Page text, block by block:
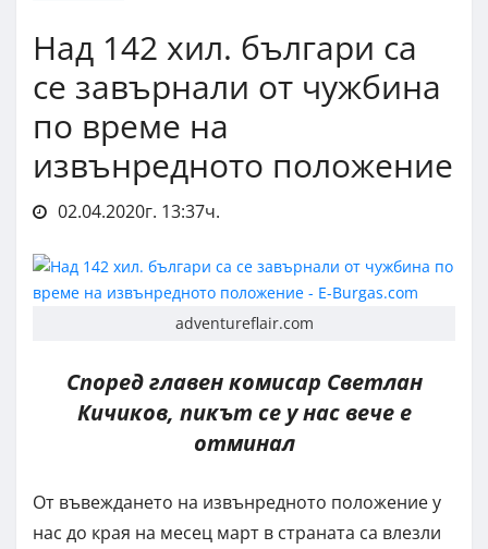
Над 142 хил. българи са
се завърнали от чужбина
по време на
извънредното положение
02.04.2020г. 13:37ч.
adventureflair.com
Според главен комисар Светлан
Кичиков, пикът се у нас вече е
отминал
От въвеждането на извънредното положение у
нас до края на месец март в страната са влезли